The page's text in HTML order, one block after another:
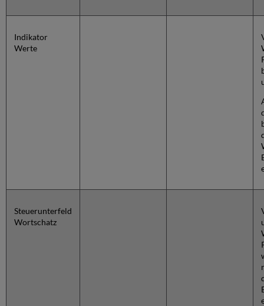
Indikator
Werte
Steuerunterfeld
Wortschatz